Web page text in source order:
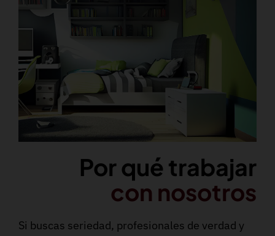
Por qué trabajar
con nosotros
Si buscas seriedad, profesionales de verdad y